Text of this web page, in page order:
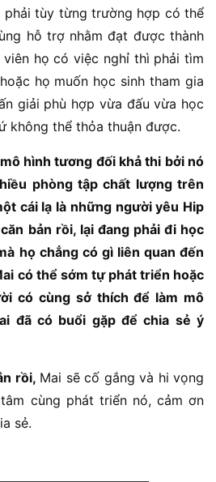
phải tùy từng trường hợp có thể
hỗ trợ nhằm đạt được thành
họ có việc nghỉ thì phải tìm
họ muốn học sinh tham gia
giải phù hợp vừa đấu vừa học
không thể thỏa thuận được.
hình tương đối khả thi bởi nó
phòng tập chất lượng trên
cái lạ là những người yêu Hip
bản rồi, lại đang phải đi học
họ chẳng có gì liên quan đến
có thể sớm tự phát triển hoặc
có cùng sở thích để làm mô
đã có buổi gặp để chia sẻ ý
rồi, Mai sẽ cố gắng và hi vọng
cùng phát triển nó, cảm ơn
sẻ.